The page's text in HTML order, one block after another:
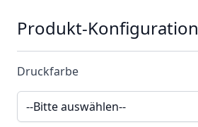
Produkt-Konfiguration
Druckfarbe